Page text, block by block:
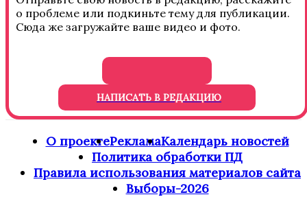
о проблеме или подкиньте тему для публикации.
Сюда же загружайте ваше видео и фото.
НАПИСАТЬ В РЕДАКЦИЮ
О проектеРекламаКалендарь новостей
Политика обработки ПД
Правила использования материалов сайта
Выборы-2026